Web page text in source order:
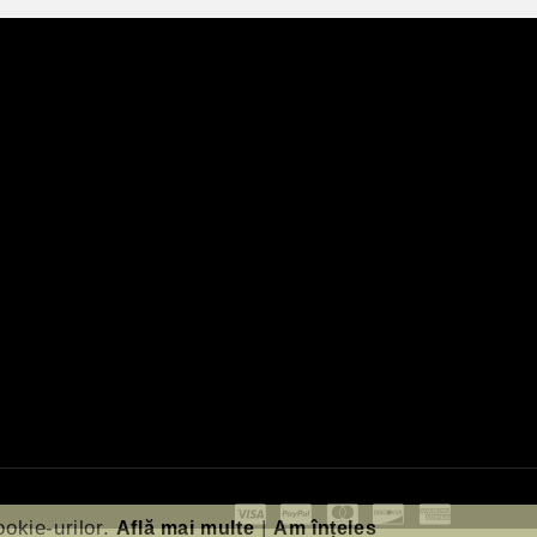
urilor.Află mai multe|Am înțeles